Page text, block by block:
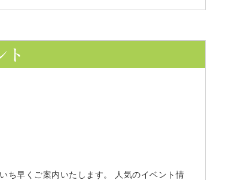
ト
ち早くご案内いたします。 人気のイベント情